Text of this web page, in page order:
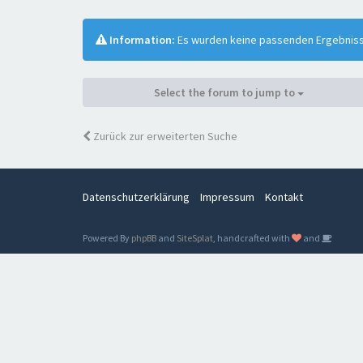
Information: Es wurden keine passenden
Select the forum to jump to
Zurück zur erweiterten Suche
Datenschutzerklärung Impressum Kontakt
Powered By phpBB and SiteSplat, handcrafted with and